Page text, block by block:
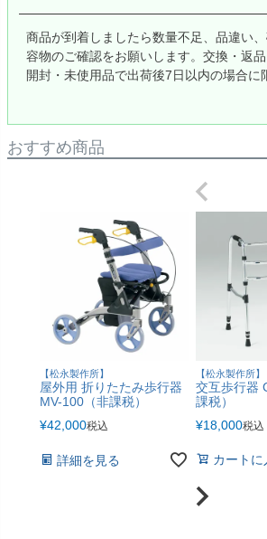
商品が到着しましたら数量不足、品違い
容物のご確認をお願いします。交換・返
開封・未使用品で出荷後7日以内の場合に
おすすめ商品
【松永製作所】
屋外用 折りたたみ歩行器
MV-100（非課税）
¥42,000税込
詳細を見る
【松永製作所】
交互歩行器
課税）
¥18,000税込
カートに